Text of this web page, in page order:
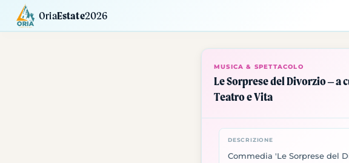
OriaEstate2026
Calendario Mostre Siti da Visitare
MUSICA & SPETTACOLO
Le Sorprese del Divorzio – a
Teatro e Vita
DESCRIZIONE
Commedia 'Le Sorprese del